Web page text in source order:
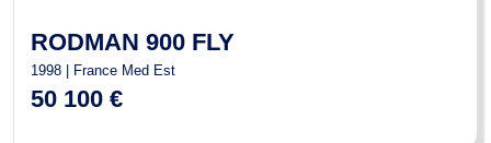
RODMAN 900 FLY
1998 | France Med Est
50 100 €